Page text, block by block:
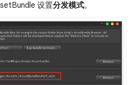
设置分发模式。